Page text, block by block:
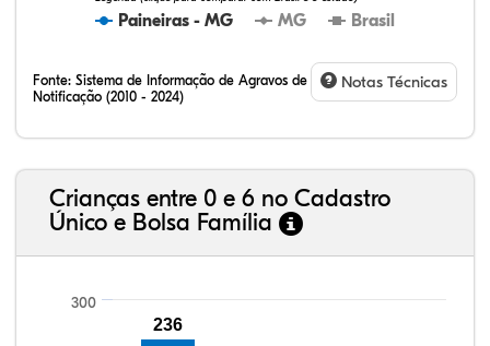
Paineiras - MG MG Brasil
Fonte: Sistema de Informação de Agravos de
Notificação (2010 - 2024)
Notas Técnicas
Crianças entre 0 e 6 no Cadastro
Único e Bolsa Família
300
236
31,88%
12,79%
0,59%
53,16%
0,20%
1,38%
32,57%
9,24%
0,46%
54,88%
1,27%
1,56%